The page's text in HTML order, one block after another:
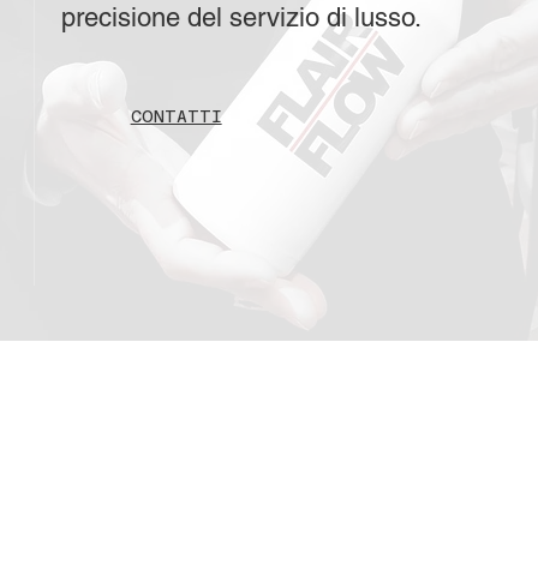
CONTATTI
precisione del servizio di lusso.